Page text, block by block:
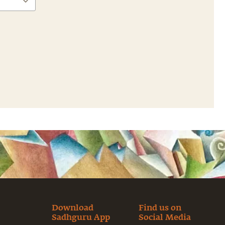
Download
Sadhguru App
Find us on
Social Media